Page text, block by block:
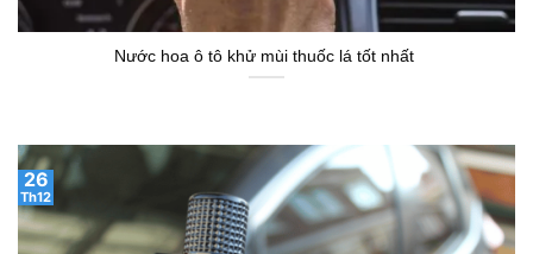
Nước hoa ô tô khử mùi thuốc lá tốt nhất
26
Th12